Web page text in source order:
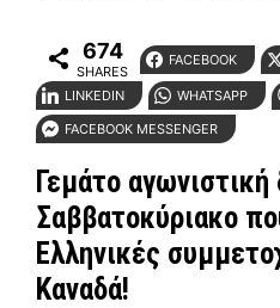
674
SHARES
FACEBOOK
LINKEDIN WHATSAPP
FACEBOOK MESSENGER
Γεμάτο
Σαββατοκύριακο
Ελληνικές
Καναδά!